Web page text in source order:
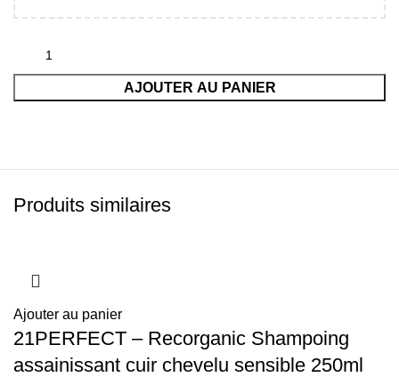
AJOUTER AU PANIER
Produits similaires
Ajouter au panier
21PERFECT – Recorganic Shampoing
assainissant cuir chevelu sensible 250ml